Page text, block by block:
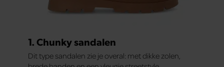
1. Chunky sandalen
Dit type sandalen zie je overal: met dikke zolen,